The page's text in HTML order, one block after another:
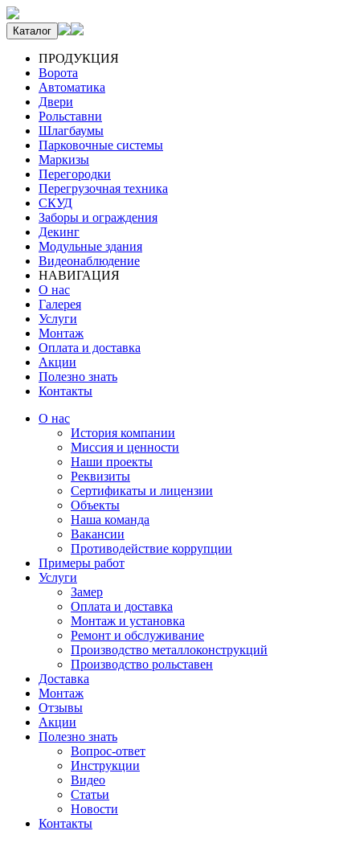
Каталог
ПРОДУКЦИЯ
Ворота
Автоматика
Двери
Рольставни
Шлагбаумы
Парковочные системы
Маркизы
Перегородки
Перегрузочная техника
СКУД
Заборы и ограждения
Декинг
Модульные здания
Видеонаблюдение
НАВИГАЦИЯ
О нас
Галерея
Услуги
Монтаж
Оплата и доставка
Акции
Полезно знать
Контакты
О нас
История компании
Миссия и ценности
Наши проекты
Реквизиты
Сертификаты и лицензии
Объекты
Наша команда
Вакансии
Противодействие коррупции
Примеры работ
Услуги
Замер
Оплата и доставка
Монтаж и установка
Ремонт и обслуживание
Производство металлоконструкций
Производство рольставен
Доставка
Монтаж
Отзывы
Акции
Полезно знать
Вопрос-ответ
Инструкции
Видео
Статьи
Новости
Контакты